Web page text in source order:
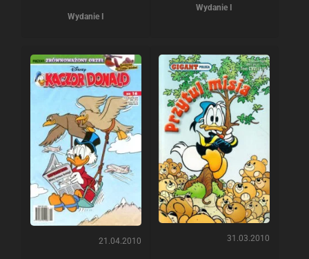
Wydanie I
Wydanie I
21.04.2010 31.03.2010